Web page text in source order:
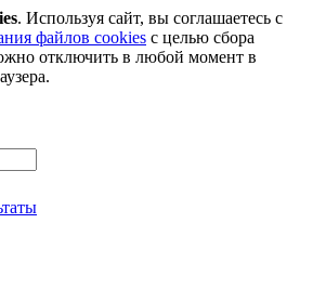
. Используя сайт, вы соглашаетесь с
файлов cookies с целью сбора
отключить в любой момент в